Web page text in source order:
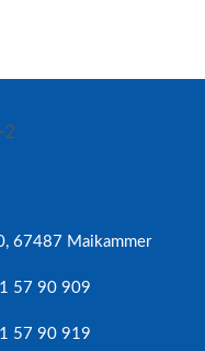
67487 Maikammer
57 90 909
57 90 919